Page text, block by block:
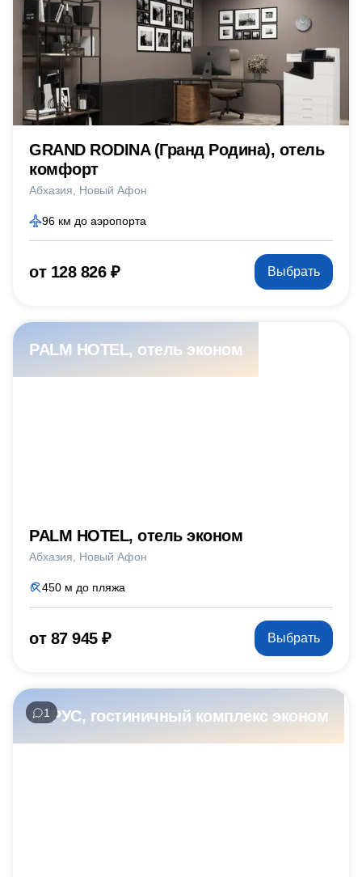
GRAND RODINA (Гранд Родина), отель
комфорт
Абхазия Новый Афон
96 км до аэропорта
от 128 826 ₽ Выбрать
PALM HOTEL, отель эконом
PALM HOTEL, отель эконом
Абхазия Новый Афон
450 м до пляжа
от 87 945 ₽ Выбрать
ПАРУС, гостиничный комплекс эконом
1